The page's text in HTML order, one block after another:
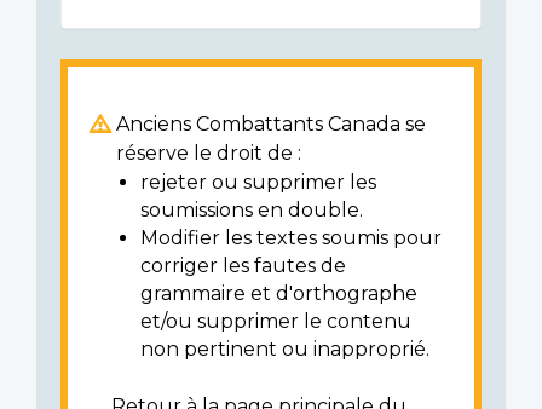
Anciens Combattants Canada se
réserve le droit de :
rejeter ou supprimer les
soumissions en double.
Modifier les textes soumis pour
corriger les fautes de
grammaire et d'orthographe
et/ou supprimer le contenu
non pertinent ou inapproprié.